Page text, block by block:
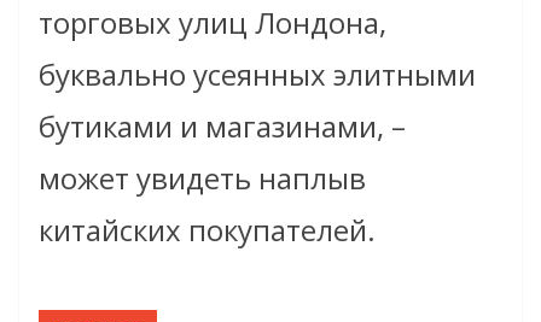
торговых улиц Лондона,
буквально усеянных элитными
бутиками и магазинами, –
может увидеть наплыв
китайских покупателей.